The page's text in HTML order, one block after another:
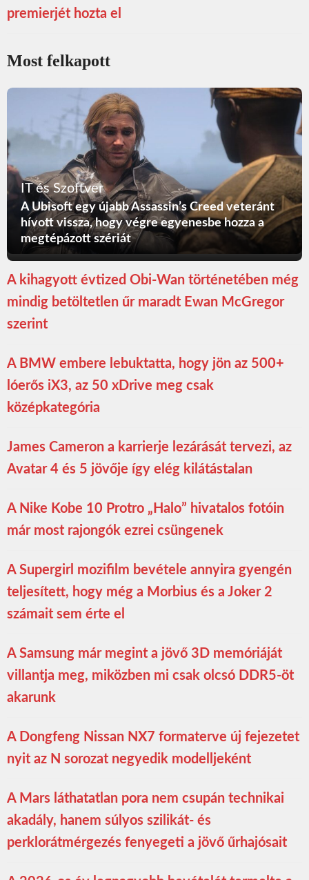
premierjét hozta el
Most felkapott
IT és Szoftver
A Ubisoft egy újabb Assassin’s Creed veteránt
hívott vissza, hogy végre egyenesbe hozza a
megtépázott szériát
A kihagyott évtized Obi-Wan történetében még
mindig betöltetlen űr maradt Ewan McGregor
szerint
A BMW embere lebuktatta, hogy jön az 500+
lóerős iX3, az 50 xDrive meg csak
középkategória
James Cameron a karrierje lezárását tervezi, az
Avatar 4 és 5 jövője így elég kilátástalan
A Nike Kobe 10 Protro „Halo” hivatalos fotóin
már most rajongók ezrei csüngenek
A Supergirl mozifilm bevétele annyira gyengén
teljesített, hogy még a Morbius és a Joker 2
számait sem érte el
A Samsung már megint a jövő 3D memóriáját
villantja meg, miközben mi csak olcsó DDR5-öt
akarunk
A Dongfeng Nissan NX7 formaterve új fejezetet
nyit az N sorozat negyedik modelljeként
A Mars láthatatlan pora nem csupán technikai
akadály, hanem súlyos szilikát- és
perklorátmérgezés fenyegeti a jövő űrhajósait